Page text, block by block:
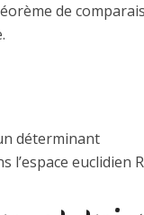
de
déterminant
euclidien